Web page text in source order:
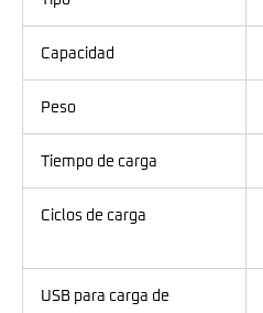
Capacidad
Peso
Tiempo de carga
Ciclos de carga
USB para carga de